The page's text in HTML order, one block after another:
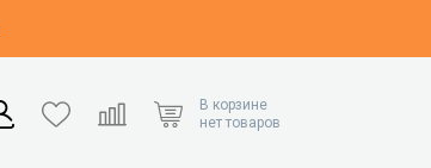
В корзине
нет товаров